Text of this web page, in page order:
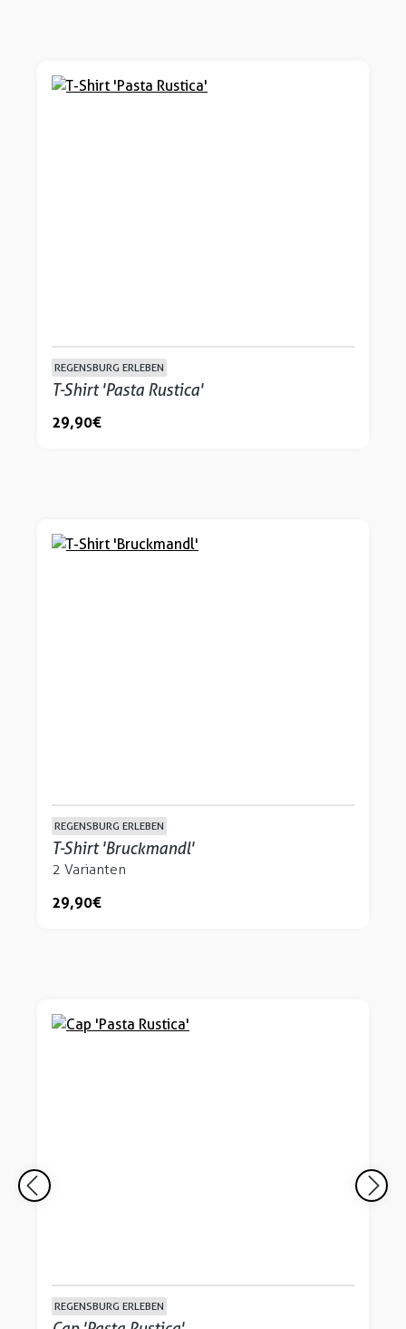
REGENSBURG ERLEBEN
T-Shirt 'Pasta Rustica'
29,90 €
REGENSBURG ERLEBEN
T-Shirt 'Bruckmandl'
2 Varianten
29,90 €
REGENSBURG ERLEBEN